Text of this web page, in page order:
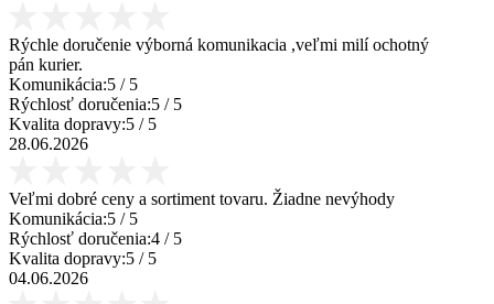
Rýchle doručenie výborná komunikacia ,veľmi milí ochotný
pán kurier.
Komunikácia:5 / 5
Rýchlosť doručenia:5 / 5
Kvalita dopravy:5 / 5
28.06.2026
Veľmi dobré ceny a sortiment tovaru. Žiadne nevýhody
Komunikácia:5 / 5
Rýchlosť doručenia:4 / 5
Kvalita dopravy:5 / 5
04.06.2026